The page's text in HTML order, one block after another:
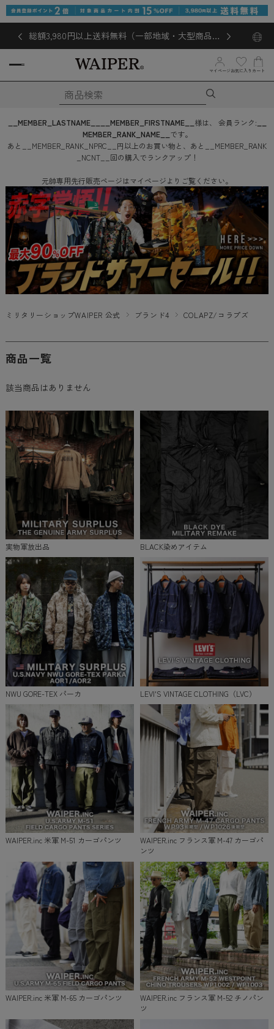
総額3,980円以上送料無料（一部地域・大型商品対
マイページ お気に入り カート
__MEMBER_LASTNAME__ __MEMBER_FIRSTNAME__ 様は、 会員ランク:
MEMBER_RANK_NAME__ です。
あと
__MEMBER_RANK_NPRC__ 円以上のお買い物と、あと
__MEMBER_RANK
_NCNT__ 回の購入でランクアップ！
元帥専用先行販売ページはマイページよりご覧ください。
ミリタリーショップWAIPER 公式 ブランド4 COLAPZ/コラプズ
商品一覧
該当商品はありません
実物軍放出品 BLACK染めアイテム
NWU GORE-TEX パーカ LEVI'S VINTAGE CLOTHING（LVC）
WAIPER.inc 米軍 M-51 カーゴパンツ
WAIPER.inc フランス軍 M-47 カーゴパ
ンツ
WAIPER.inc 米軍 M-65 カーゴパンツ
WAIPER.inc フランス軍 M-52 チノパン
ツ